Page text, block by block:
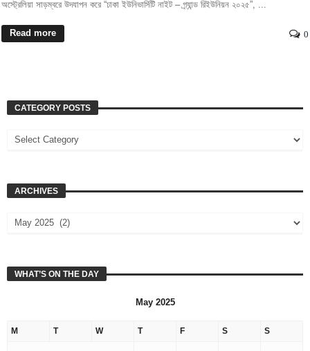
অস্ট্রেলিয়া সাড়ম্বরে উদযাপন করে “ঢাকা ইউনিভার্সিটি নাইট – গ্র্যান্ড রিইউনিয়ন ২০২৫”, ...
Read more 0
CATEGORY POSTS
ARCHIVES
WHAT’S ON THE DAY
May 2025
M T W T F S S